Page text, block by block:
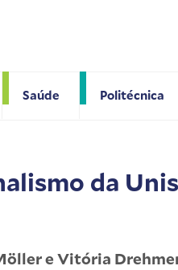
Saúde Politécnica
da
e Vitória